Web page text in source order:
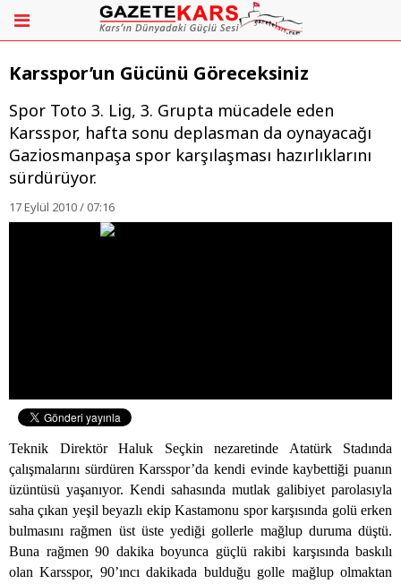
Karsspor’un Gücünü Göreceksiniz
Spor Toto 3. Lig, 3. Grupta mücadele eden
Karsspor, hafta sonu deplasman da oynayacağı
Gaziosmanpaşa spor karşılaşması hazırlıklarını
sürdürüyor.
17 Eylül 2010 / 07:16
Teknik Direktör Haluk Seçkin nezaretinde Atatürk Stadında
çalışmalarını sürdüren Karsspor’da kendi evinde kaybettiği puanın
üzüntüsü yaşanıyor. Kendi sahasında mutlak galibiyet parolasıyla
saha çıkan yeşil beyazlı ekip Kastamonu spor karşısında golü erken
bulmasını rağmen üst üste yediği gollerle mağlup duruma düştü.
Buna rağmen 90 dakika boyunca güçlü rakibi karşısında baskılı
olan Karsspor, 90’ıncı dakikada bulduğu golle mağlup olmaktan